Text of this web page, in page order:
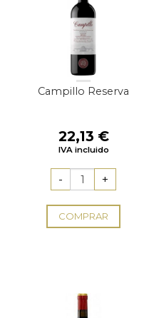
Campillo Reserva
22,13 €
IVA incluido
COMPRAR